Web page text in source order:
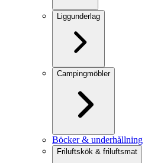
Liggunderlag
Campingmöbler
Böcker & underhållning
Friluftskök & friluftsmat